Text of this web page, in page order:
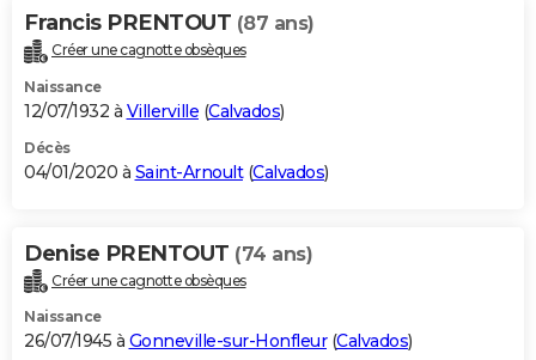
Francis PRENTOUT (87 ans)
Créer une cagnotte obsèques
Naissance
12/07/1932 à Villerville (Calvados)
Décès
04/01/2020 à Saint-Arnoult(Calvados)
Denise PRENTOUT (74 ans)
Créer une cagnotte obsèques
Naissance
26/07/1945 à Gonneville-sur-Honfleur(Calvados)